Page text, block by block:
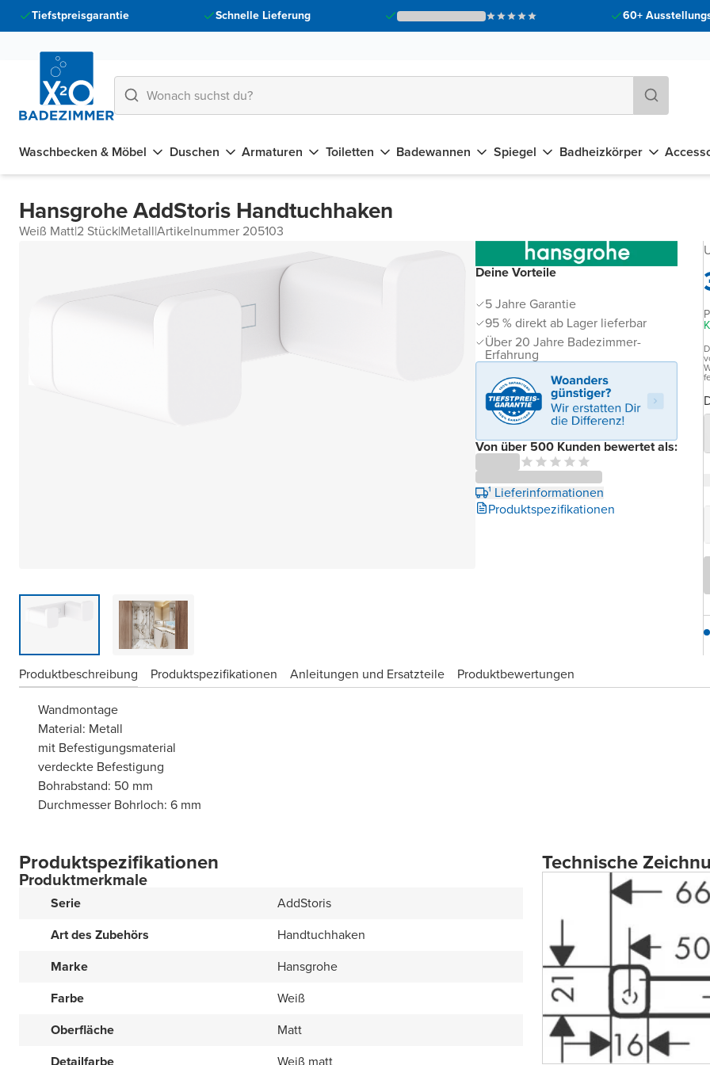
Tiefstpreisgarantie Schnelle Lieferung 60+
Waschbecken & Möbel Duschen Armaturen Toiletten Badewannen Spiegel Badheizkörper
Hansgrohe AddStoris Handtuchhaken
Weiß Matt|2 Stück|Metall|Artikelnummer 205103
Deine Vorteile
5 Jahre Garantie
95 % direkt ab Lager lieferbar
Über 20 Jahre Badezimmer-
Erfahrung
Von über 500 Kunden bewertet als:
¹ Lieferinformationen
Produktspezifikationen
Produktbeschreibung Produktspezifikationen Anleitungen und Ersatzteile
Produktbewertungen
Wandmontage
Material: Metall
mit Befestigungsmaterial
verdeckte Befestigung
Bohrabstand: 50 mm
Durchmesser Bohrloch: 6 mm
Produktspezifikationen
Produktmerkmale
Serie
AddStoris
Art des Zubehörs
Handtuchhaken
Marke
Hansgrohe
Farbe
Weiß
Oberfläche
Matt
Technische